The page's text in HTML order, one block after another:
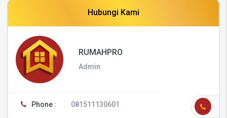
Hubungi Kami
RUMAHPRO
Admin
Phone : 081511130601